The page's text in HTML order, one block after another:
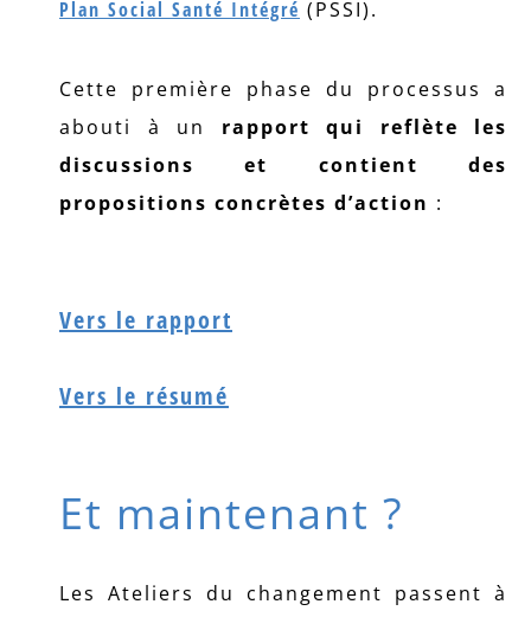
Plan Social Santé Intégré (PSSI).
Cette première phase du processus a
abouti à un rapport qui reflète les
discussions et contient des
propositions concrètes d’action :
Vers le rapport
Vers le résumé
Et maintenant ?
Les Ateliers du changement passent à